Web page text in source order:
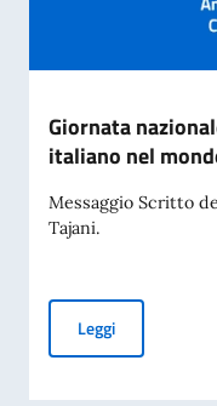
Giornata
italiano nel
Messaggio Scritto
Tajani.
LeggiGiornata